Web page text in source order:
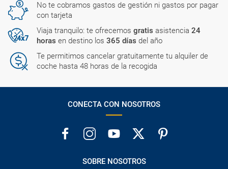
No te cobramos gastos de gestión ni gastos por pagar
con tarjeta
Viaja tranquilo: te ofrecemos gratis asistencia 24
horas en destino los 365 días del año
Te permitimos cancelar gratuitamente tu alquiler de
coche hasta 48 horas de la recogida
CONECTA CON NOSOTROS
SOBRE NOSOTROS